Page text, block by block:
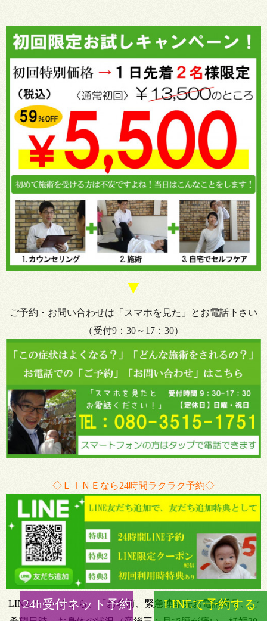
▼
ご予約・お問い合わせは「スマホを見た」とお電話下さい
（受付9：30～17：30）
◇ＬＩＮＥなら24時間ラクラク予約◇
LINEのトークから、「お名前、緊急連絡先お電話番号、ご
LINEで予約する
24h受付ネット予約